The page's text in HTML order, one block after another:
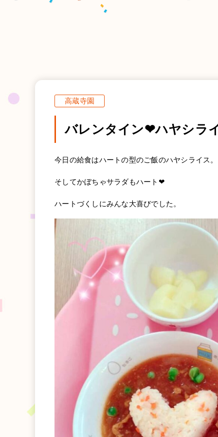
高蔵寺園
バレンタイン❤ハヤシラ
今日の給食はハートの型のご飯のハヤシライス。
そしてかぼちゃサラダもハート❤
ハートづくしにみんな大喜びでした。